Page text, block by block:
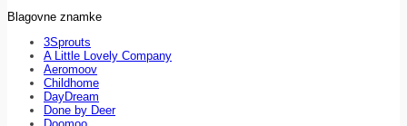
Blagovne znamke
3Sprouts
A Little Lovely Company
Aeromoov
Childhome
DayDream
Done by Deer